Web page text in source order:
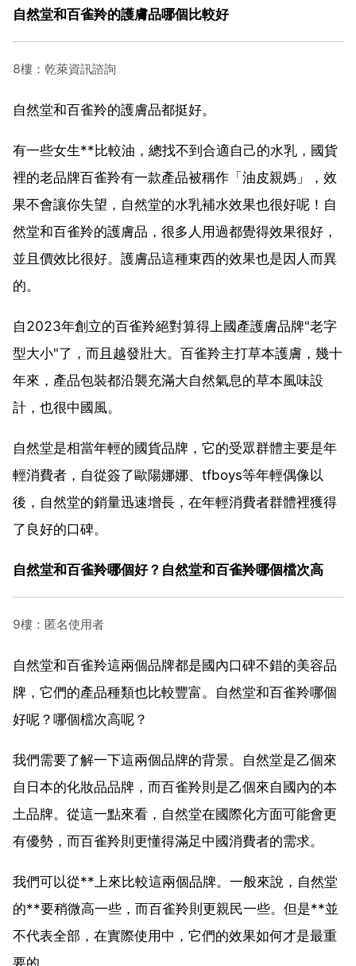
自然堂和百雀羚的護膚品哪個比較好
8樓：乾萊資訊諮詢
自然堂和百雀羚的護膚品都挺好。
有一些女生**比較油，總找不到合適自己的水乳，國貨
裡的老品牌百雀羚有一款產品被稱作「油皮親媽」，效
果不會讓你失望，自然堂的水乳補水效果也很好呢！自
然堂和百雀羚的護膚品，很多人用過都覺得效果很好，
並且價效比很好。護膚品這種東西的效果也是因人而異
的。
自2023年創立的百雀羚絕對算得上國產護膚品牌"老字
型大小"了，而且越發壯大。百雀羚主打草本護膚，幾十
年來，產品包裝都沿襲充滿大自然氣息的草本風味設
計，也很中國風。
自然堂是相當年輕的國貨品牌，它的受眾群體主要是年
輕消費者，自從簽了歐陽娜娜、tfboys等年輕偶像以
後，自然堂的銷量迅速增長，在年輕消費者群體裡獲得
了良好的口碑。
自然堂和百雀羚哪個好？自然堂和百雀羚哪個檔次高
9樓：匿名使用者
自然堂和百雀羚這兩個品牌都是國內口碑不錯的美容品
牌，它們的產品種類也比較豐富。自然堂和百雀羚哪個
好呢？哪個檔次高呢？
我們需要了解一下這兩個品牌的背景。自然堂是乙個來
自日本的化妝品品牌，而百雀羚則是乙個來自國內的本
土品牌。從這一點來看，自然堂在國際化方面可能會更
有優勢，而百雀羚則更懂得滿足中國消費者的需求。
我們可以從**上來比較這兩個品牌。一般來說，自然堂
的**要稍微高一些，而百雀羚則更親民一些。但是**並
不代表全部，在實際使用中，它們的效果如何才是最重
要的。